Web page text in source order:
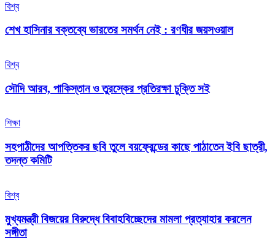
বিশ্ব
শেখ হাসিনার বক্তব্যে ভারতের সমর্থন নেই : রণধীর জয়সওয়াল
বিশ্ব
সৌদি আরব, পাকিস্তান ও তুরস্কের প্রতিরক্ষা চুক্তি সই
শিক্ষা
সহপাঠীদের আপত্তিকর ছবি তুলে বয়ফ্রেন্ডের কাছে পাঠাতেন ইবি ছাত্রী,
তদন্ত কমিটি
বিশ্ব
মুখ্যমন্ত্রী বিজয়ের বিরুদ্ধে বিবাহবিচ্ছেদের মামলা প্রত্যাহার করলেন
সঙ্গীতা